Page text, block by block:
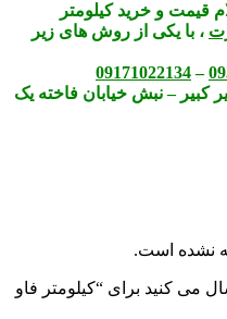
قیمت و خرید کیلومتر
، با یکی از روش های زیر
–
09171022134
کبیر – نبش خیابان فاخته یک
نشده است.
می کنید برای “کیلومتر فاو